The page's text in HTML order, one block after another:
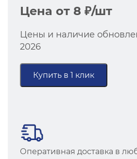
Цена от 8 ₽/шт
Цены и наличие
2026
Купить в 1 клик
Оперативная доставка в